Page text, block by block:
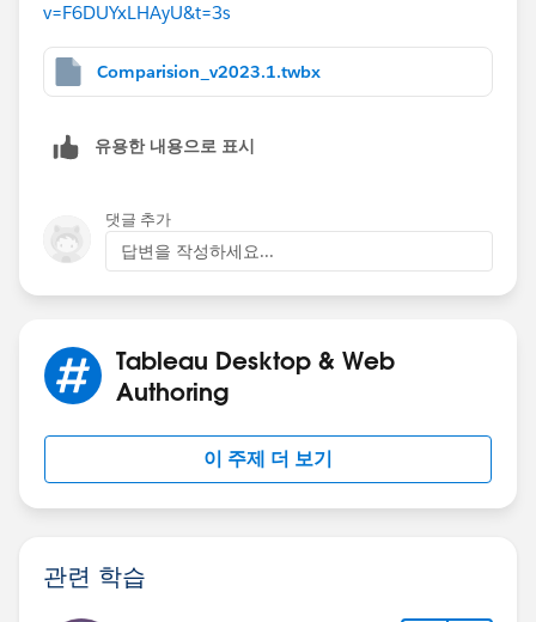
v=F6DUYxLHAyU&t=3s
Comparision_v2023.1.twbx
유용한 내용으로 표시
댓글 추가
답변을 작성하세요...
Tableau Desktop & Web
Authoring
이 주제 더 보기
관련 학습